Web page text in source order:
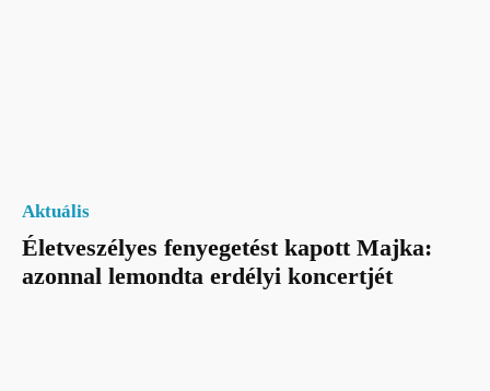
Aktuális
Életveszélyes fenyegetést kapott Majka:
azonnal lemondta erdélyi koncertjét